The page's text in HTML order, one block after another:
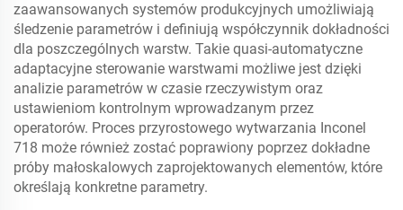
zaawansowanych systemów produkcyjnych umożliwiają
śledzenie parametrów i definiują współczynnik dokładności
dla poszczególnych warstw. Takie quasi-automatyczne
adaptacyjne sterowanie warstwami możliwe jest dzięki
analizie parametrów w czasie rzeczywistym oraz
ustawieniom kontrolnym wprowadzanym przez
operatorów. Proces przyrostowego wytwarzania Inconel
718 może również zostać poprawiony poprzez dokładne
próby małoskalowych zaprojektowanych elementów, które
określają konkretne parametry.